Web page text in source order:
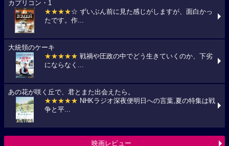
カプリコン・1
★★★★☆ ずいぶん前に見た感じがしますが、面白かっ
たです。作...
大統領のケーキ
★★★★★ 戦禍や圧政の中でどう生きていくのか、下劣
にならなく...
あの花が咲く丘で、君とまた出会えたら。
★★★★★ NHKラジオ深夜便明日への言葉,夏の特集は戦
争と平...
映画レビュー